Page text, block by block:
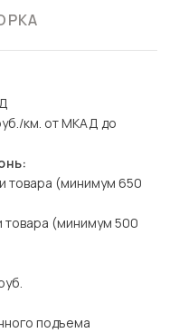
км. от МКАД до
товара (минимум 650
товара (минимум 500
подъема